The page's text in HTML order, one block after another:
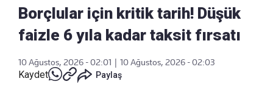
Borçlular için kritik tarih! Düşük
faizle 6 yıla kadar taksit fırsatı
10 Ağustos, 2026 - 02:01 10 Ağustos, 2026 - 02:03
Kaydet Paylaş